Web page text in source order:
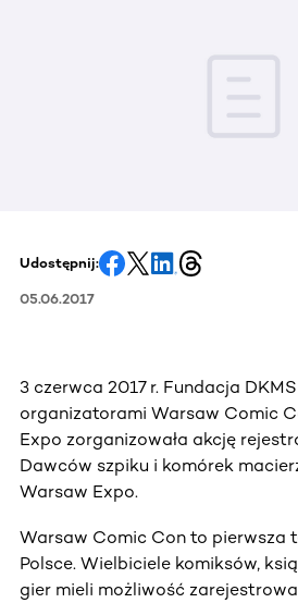
Udostępnij:
05.06.2017
3 czerwca 2017 r. Fundacja
organizatorami Warsaw Comic
Expo zorganizowała akcję
Dawców szpiku i komórek
Warsaw Expo.
Warsaw Comic Con to pierwsza
Polsce. Wielbiciele komiksów,
gier mieli możliwość